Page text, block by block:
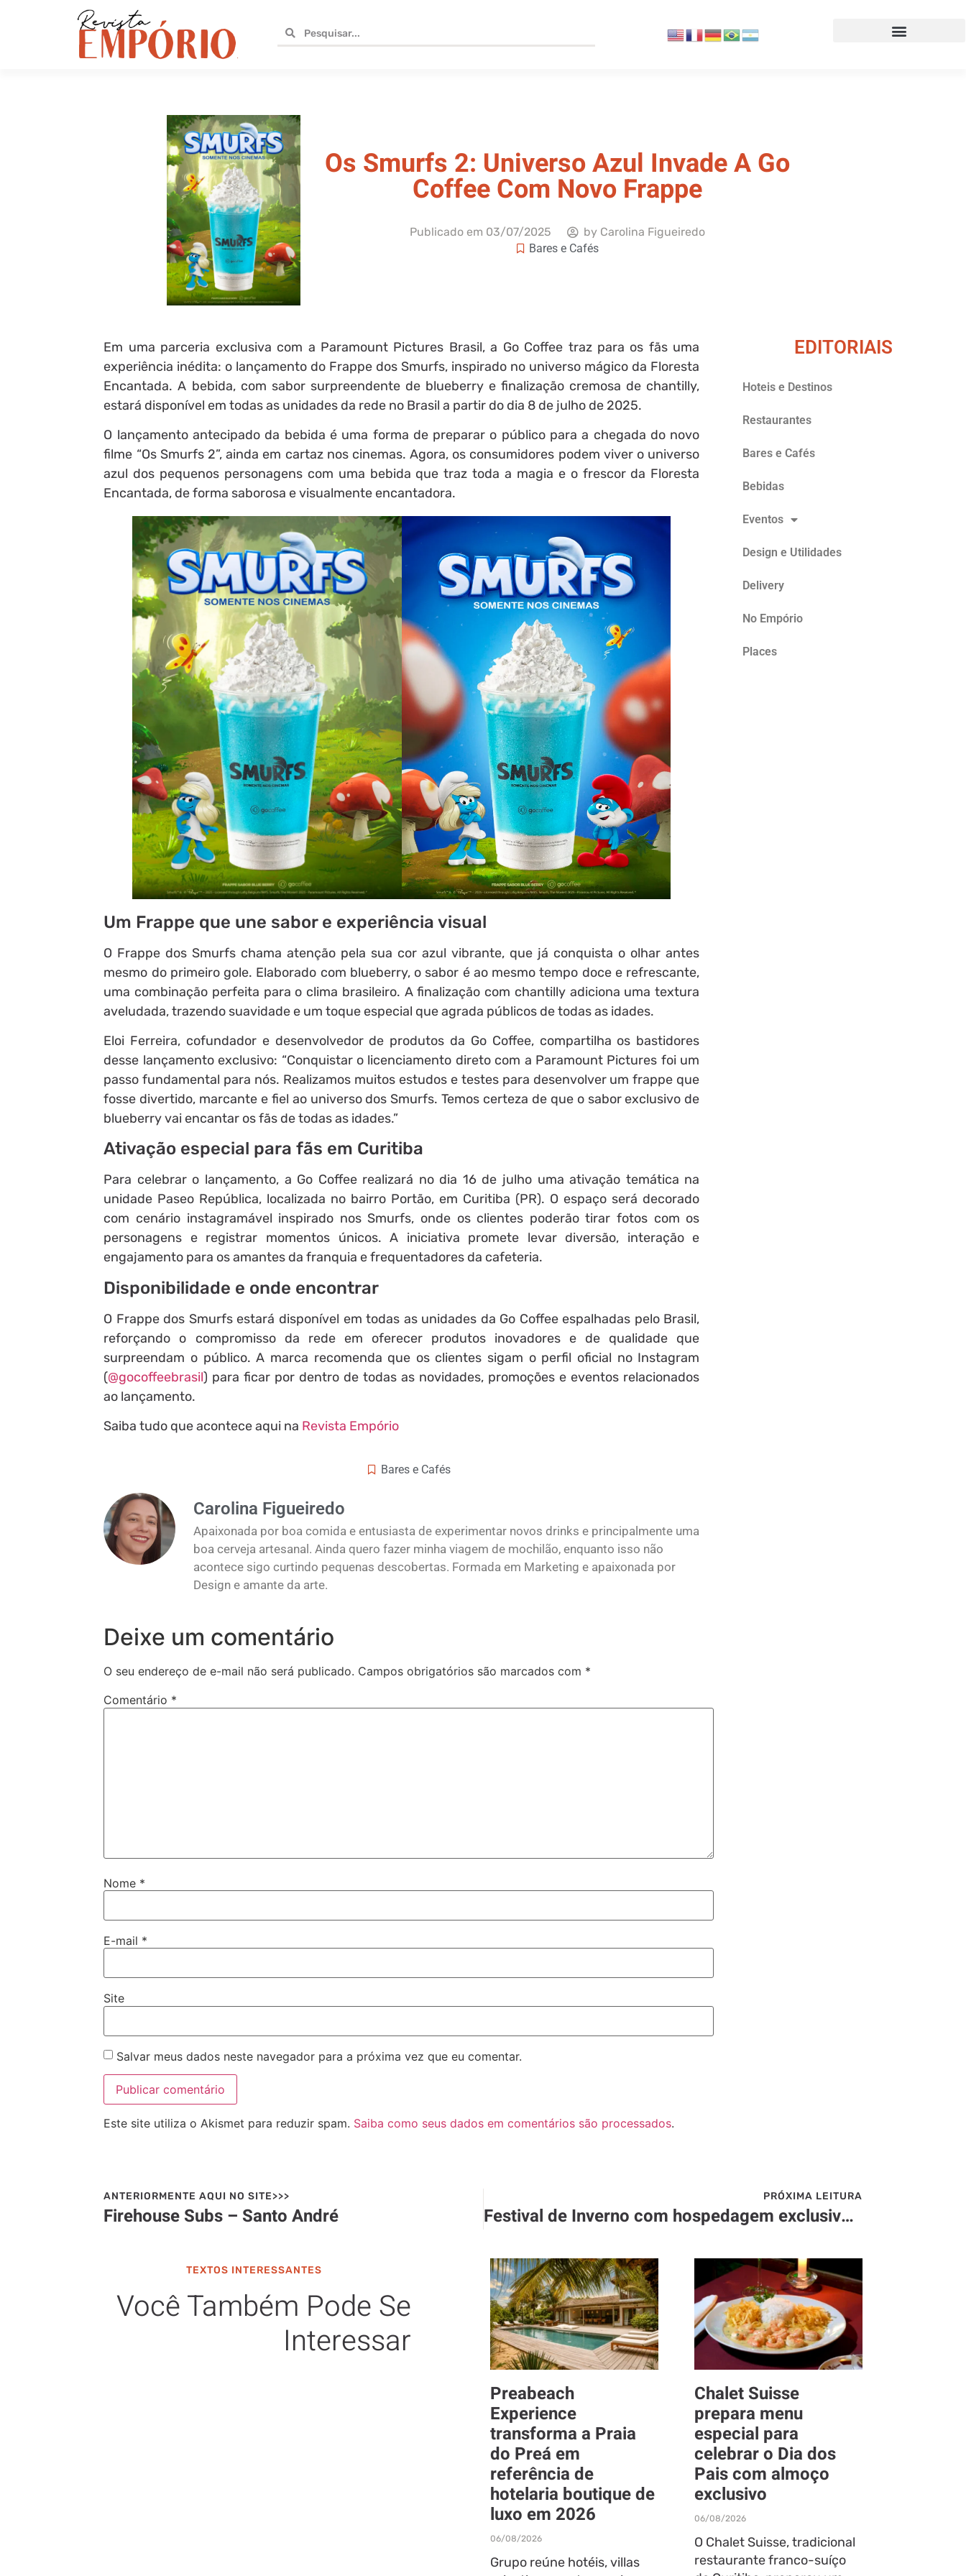
Os Smurfs 2: Universo Azul Invade A Go
Coffee Com Novo Frappe
Publicado em 03/07/2025 byCarolina Figueiredo
Bares e Cafés
Em uma parceria exclusiva com a Paramount Pictures Brasil, a Go Coffee traz para os fãs uma
experiência inédita: o lançamento do Frappe dos Smurfs, inspirado no universo mágico da Floresta
Encantada. A bebida, com sabor surpreendente de blueberry e finalização cremosa de chantilly,
estará disponível em todas as unidades da rede no Brasil a partir do dia 8 de julho de 2025.
O lançamento antecipado da bebida é uma forma de preparar o público para a chegada do novo
filme “Os Smurfs 2”, ainda em cartaz nos cinemas. Agora, os consumidores podem viver o universo
azul dos pequenos personagens com uma bebida que traz toda a magia e o frescor da Floresta
Encantada, de forma saborosa e visualmente encantadora.
Um Frappe que une sabor e experiência visual
O Frappe dos Smurfs chama atenção pela sua cor azul vibrante, que já conquista o olhar antes
mesmo do primeiro gole. Elaborado com blueberry, o sabor é ao mesmo tempo doce e refrescante,
uma combinação perfeita para o clima brasileiro. A finalização com chantilly adiciona uma textura
aveludada, trazendo suavidade e um toque especial que agrada públicos de todas as idades.
Eloi Ferreira, cofundador e desenvolvedor de produtos da Go Coffee, compartilha os bastidores
desse lançamento exclusivo: “Conquistar o licenciamento direto com a Paramount Pictures foi um
passo fundamental para nós. Realizamos muitos estudos e testes para desenvolver um frappe que
fosse divertido, marcante e fiel ao universo dos Smurfs. Temos certeza de que o sabor exclusivo de
blueberry vai encantar os fãs de todas as idades.”
Ativação especial para fãs em Curitiba
Para celebrar o lançamento, a Go Coffee realizará no dia 16 de julho uma ativação temática na
unidade Paseo República, localizada no bairro Portão, em Curitiba (PR). O espaço será decorado
com cenário instagramável inspirado nos Smurfs, onde os clientes poderão tirar fotos com os
personagens e registrar momentos únicos. A iniciativa promete levar diversão, interação e
engajamento para os amantes da franquia e frequentadores da cafeteria.
Disponibilidade e onde encontrar
O Frappe dos Smurfs estará disponível em todas as unidades da Go Coffee espalhadas pelo Brasil,
reforçando o compromisso da rede em oferecer produtos inovadores e de qualidade que
surpreendam o público. A marca recomenda que os clientes sigam o perfil oficial no Instagram
(@gocoffeebrasil) para ficar por dentro de todas as novidades, promoções e eventos relacionados
ao lançamento.
Saiba tudo que acontece aqui na Revista Empório
Bares e Cafés
Carolina Figueiredo
Apaixonada por boa comida e entusiasta de experimentar novos drinks e principalmente uma
boa cerveja artesanal. Ainda quero fazer minha viagem de mochilão, enquanto isso não
acontece sigo curtindo pequenas descobertas. Formada em Marketing e apaixonada por
Design e amante da arte.
Deixe um comentário
O seu endereço de e-mail não será publicado. Campos obrigatórios são marcados com *
Comentário *
Nome *
E-mail *
Site
Salvar meus dados neste navegador para a próxima vez que eu comentar.
Este site utiliza o Akismet para reduzir spam. Saiba como seus dados em comentários são processados.
EDITORIAIS
Hoteis e Destinos
Restaurantes
Bares e Cafés
Bebidas
Eventos
Design e Utilidades
Delivery
No Empório
Places
ANTERIORMENTE AQUI NO SITE>>>
Firehouse Subs – Santo André
PRÓXIMA LEITURA
Festival de Inverno com hospedagem exclusiva no I Am Boutique Hotel
TEXTOS INTERESSANTES
Você Também Pode Se
Interessar
Preabeach
Experience
transforma a Praia
do Preá em
referência de
hotelaria boutique de
luxo em 2026
06/08/2026
Grupo reúne hotéis, villas
Chalet Suisse
prepara menu
especial para
celebrar o Dia dos
Pais com almoço
exclusivo
06/08/2026
O Chalet Suisse, tradicional
restaurante franco-suíço